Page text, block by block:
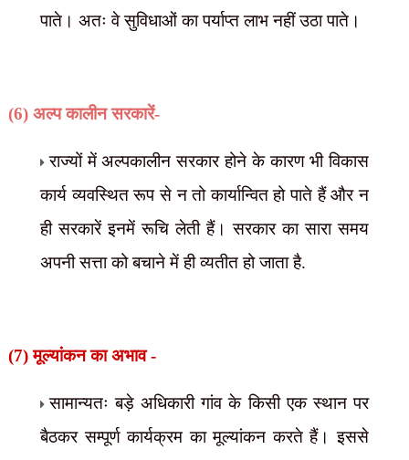
पाते। अतः वे सुविधाओं का पर्याप्त लाभ नहीं उठा पाते।
(6) अल्प कालीन सरकारें-
राज्यों में अल्पकालीन सरकार होने के कारण भी विकास
कार्य व्यवस्थित रूप से न तो कार्यान्वित हो पाते हैं और न
ही सरकारें इनमें रूचि लेती हैं। सरकार का सारा समय
अपनी सत्ता को बचाने में ही व्यतीत हो जाता है.
(7) मूल्यांकन का अभाव -
सामान्यतः बड़े अधिकारी गांव के किसी एक स्थान पर
बैठकर सम्पूर्ण कार्यक्रम का मूल्यांकन करते हैं। इससे